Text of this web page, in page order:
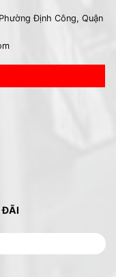
Định Công, Quận
ĐÃI